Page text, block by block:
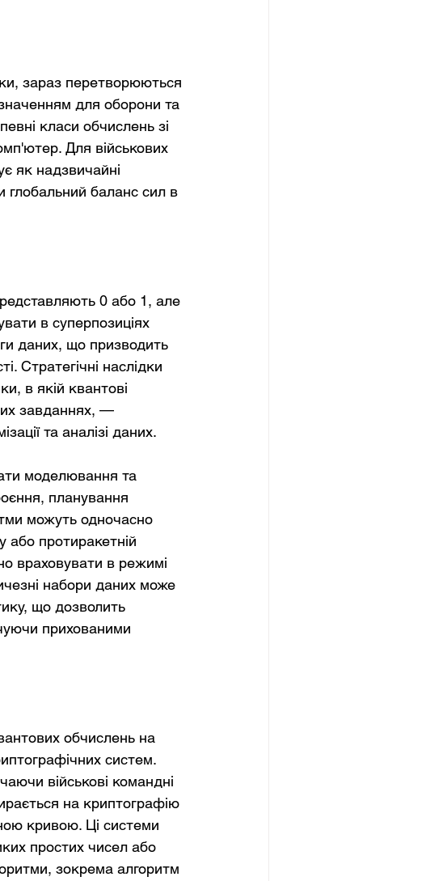
зараз перетворюються
для оборони та
класи обчислень зі
Для військових
як надзвичайні
глобальний баланс сил в
0 або 1, але
в суперпозиціях
даних, що призводить
Стратегічні наслідки
в якій квантові
завданнях, —
та аналізі даних.
моделювання та
планування
можуть одночасно
або протиракетній
враховувати в режимі
набори даних може
що дозволить
прихованими
обчислень на
систем.
військові командні
на криптографію
кривою. Ці системи
простих чисел або
зокрема алгоритм